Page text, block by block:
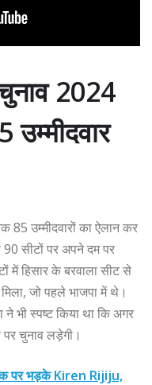
चुनाव 2024
85 उम्मीदवारों का ऐलान कर
90 सीटों पर अपने दम पर
में हिसार के बरवाला सीट से
जो पहले भाजपा में थे।
ने भी स्पष्ट किया था कि अगर
पर चुनाव लड़ेगी।
पर भड़के Kiren Rijiju,